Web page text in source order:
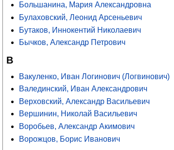
Большанина, Мария Александровна
Булаховский, Леонид Арсеньевич
Бутаков, Иннокентий Николаевич
Бычков, Александр Петрович
В
Вакуленко, Иван Логинович (Логвинович)
Валединский, Иван Александрович
Верховский, Александр Васильевич
Вершинин, Николай Васильевич
Воробьев, Александр Акимович
Ворожцов, Борис Иванович